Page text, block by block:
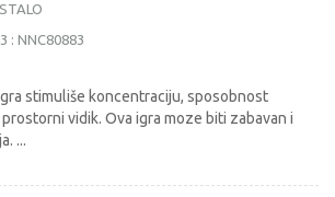
: NNC80883
stimuliše koncentraciju, sposobnost
vidik. Ova igra moze biti zabavan i
...